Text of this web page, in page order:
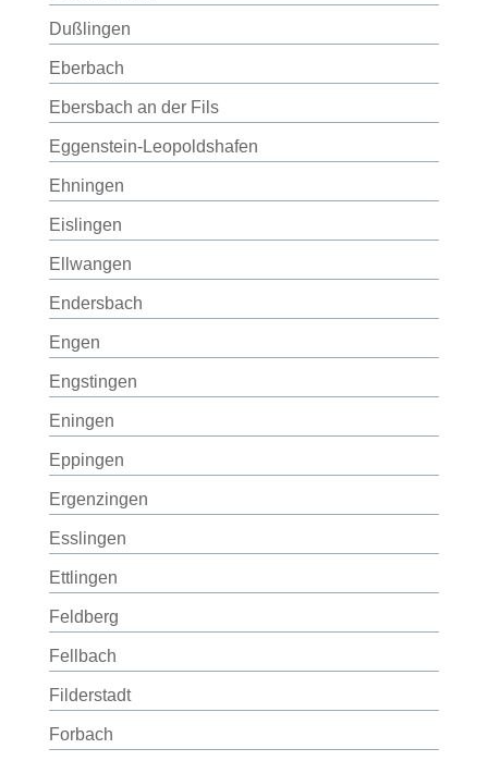
Dußlingen
Eberbach
Ebersbach an der Fils
Eggenstein-Leopoldshafen
Ehningen
Eislingen
Ellwangen
Endersbach
Engen
Engstingen
Eningen
Eppingen
Ergenzingen
Esslingen
Ettlingen
Feldberg
Fellbach
Filderstadt
Forbach